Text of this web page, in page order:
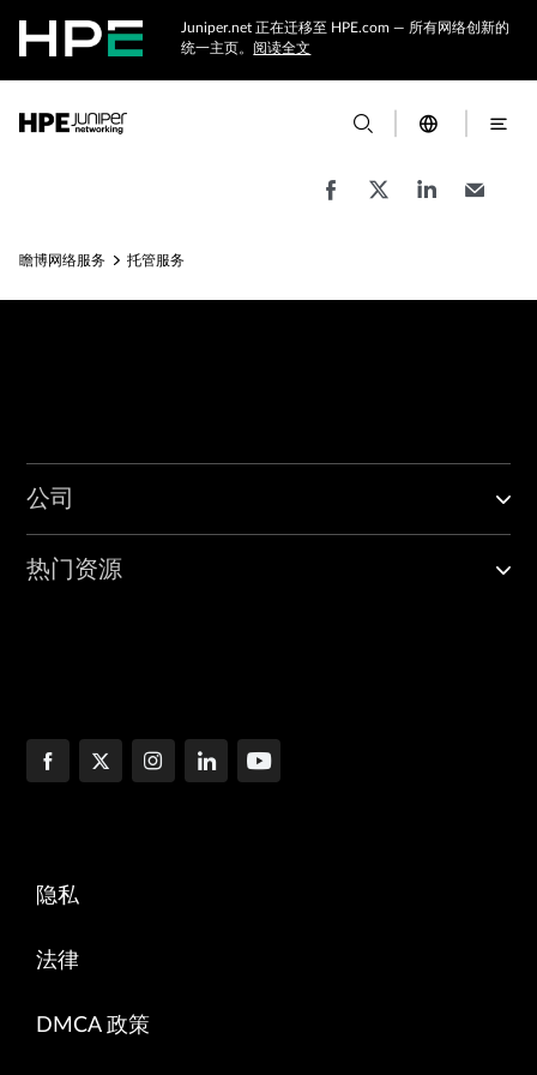
Juniper.net 正在迁移至 HPE.com — 所有网络创新的
统一主页。阅读全文
瞻博网络服务 托管服务
公司
热门资源
隐私
法律
DMCA 政策